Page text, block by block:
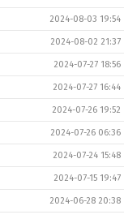
2024-08-03 19:54
2024-08-02 21:37
2024-07-27 18:56
2024-07-27 16:44
2024-07-26 19:52
2024-07-26 06:36
2024-07-24 15:48
2024-07-15 19:47
2024-06-28 20:38